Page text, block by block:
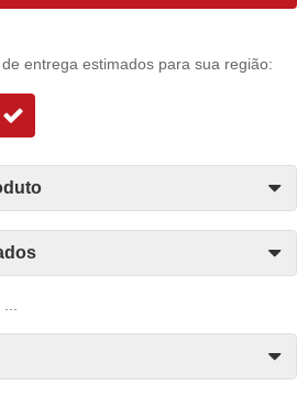
entrega estimados para sua região:
...